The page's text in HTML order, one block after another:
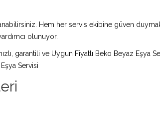
Hem her servis ekibine güven
olunuyor.
garantili ve Uygun Fiyatlı Beko Beyaz Eşya
Servisi